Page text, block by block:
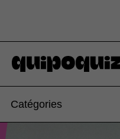
Catégories